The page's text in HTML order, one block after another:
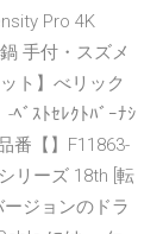
Pro 4K
手付・スズメ
ト】べリック
ﾍﾞｽﾄｾﾚｸﾄﾊﾞｰﾅｼ
番【】F11863-
リーズ 18th [転
ジョンのドラ